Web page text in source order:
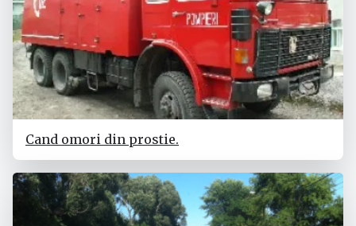
Cand omori din prostie.